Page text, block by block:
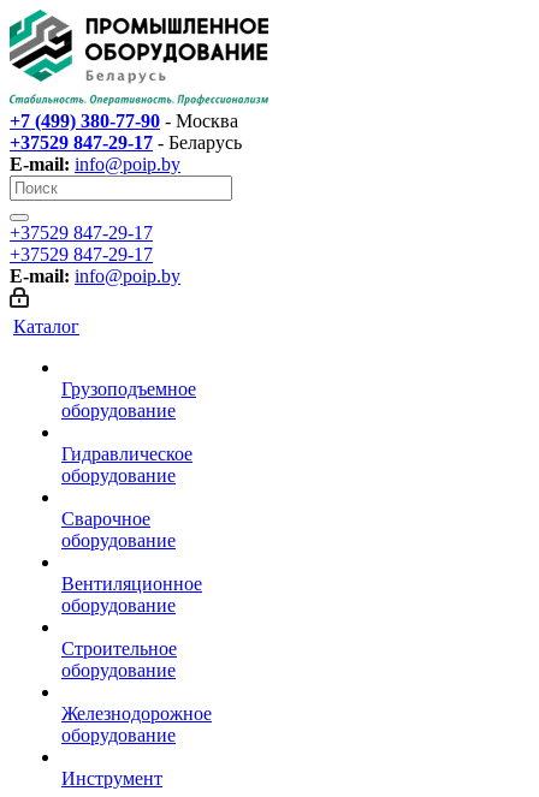
+7 (499) 380-77-90 - Москва
+37529 847-29-17‬ - Беларусь
E-mail: info@poip.by
+37529 847-29-17‬
+37529 847-29-17‬
E-mail: info@poip.by
Каталог
Грузоподъемное
оборудование
Гидравлическое
оборудование
Сварочное
оборудование
Вентиляционное
оборудование
Строительное
оборудование
Железнодорожное
оборудование
Инструмент